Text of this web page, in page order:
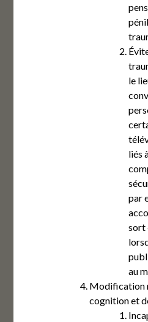
le
liés
par
sort
au
Modification
cognition et